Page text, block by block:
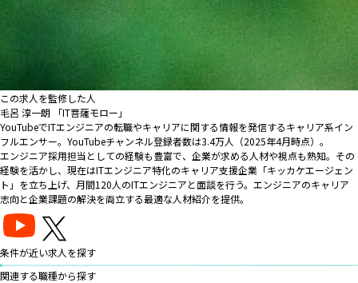
この求人を監修した人
毛呂 淳一朗 「IT菩薩モロー」
YouTubeでITエンジニアの転職やキャリアに関する情報を発信するキャリア系イン
フルエンサー。YouTubeチャンネル登録者数は3.4万人（2025年4月時点）。
エンジニア採用担当としての経験も豊富で、企業が求める人材や視点も熟知。その
経験を活かし、現在はITエンジニア特化のキャリア支援企業「キッカケエージェン
ト」を立ち上げ、月間120人のITエンジニアと面談を行う。エンジニアのキャリア
志向と企業課題の解決を両立する最適な人材紹介を提供。
条件が近い求人を探す
関連する職種から探す